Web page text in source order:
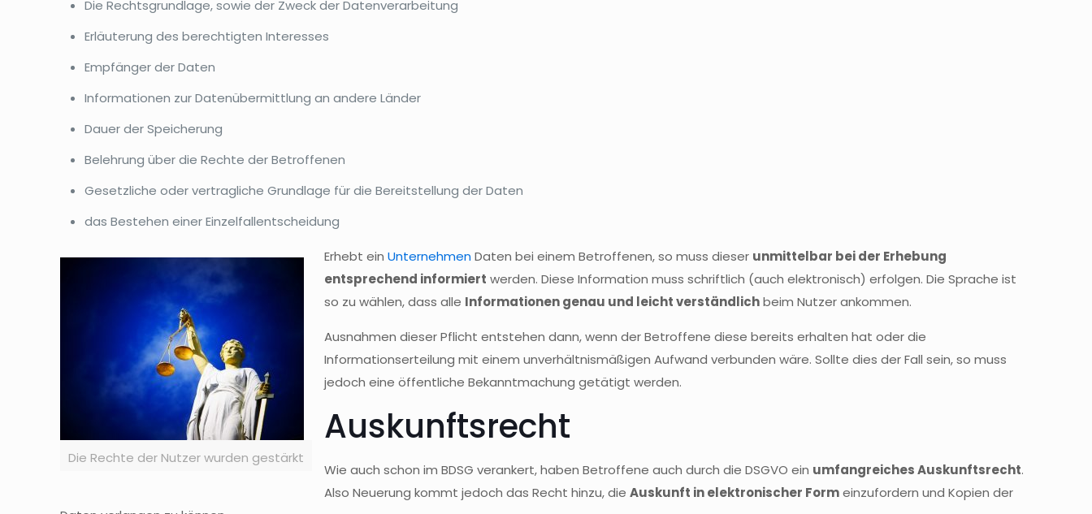
Die Rechtsgrundlage, sowie der Zweck der Datenverarbeitung
Erläuterung des berechtigten Interesses
Empfänger der Daten
Informationen zur Datenübermittlung an andere Länder
Dauer der Speicherung
Belehrung über die Rechte der Betroffenen
Gesetzliche oder vertragliche Grundlage für die Bereitstellung der Daten
das Bestehen einer Einzelfallentscheidung
Die Rechte der Nutzer wurden gestärkt
Erhebt einUnternehmenDaten bei einem Betroffenen, so muss dieser unmittelbar bei der Erhebung
entsprechend informiert werden. Diese Information muss schriftlich (auch elektronisch) erfolgen. Die Sprache ist
so zu wählen, dass alle Informationen genau und leicht verständlichbeim Nutzer ankommen.
Ausnahmen dieser Pflicht entstehen dann, wenn der Betroffene diese bereits erhalten hat oder die
Informationserteilung mit einem unverhältnismäßigen Aufwand verbunden wäre. Sollte dies der Fall sein, so muss
jedoch eine öffentliche Bekanntmachung getätigt werden.
Auskunftsrecht
Wie auch schon im BDSG verankert, haben Betroffene auch durch die DSGVO ein umfangreiches Auskunftsrecht.
Also Neuerung kommt jedoch das Recht hinzu, dieAuskunft in elektronischer Formeinzufordern und Kopien der